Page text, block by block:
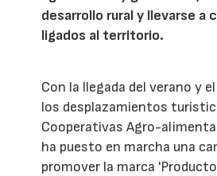
desarrollo rural y llevarse a
ligados al territorio.
Con la llegada del verano y
los desplazamientos
Cooperativas Agro-
ha puesto en marcha una
promover la marca